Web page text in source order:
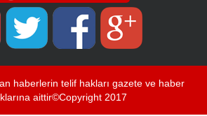
haberlerin telif hakları gazete ve haber
aittir©Copyright 2017